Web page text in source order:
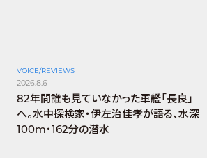
VOICE/REVIEWS
2026.8.6
82年間誰も見ていなかった軍艦「長良」
へ。水中探検家・伊左治佳孝が語る、水深
100m・162分の潜水